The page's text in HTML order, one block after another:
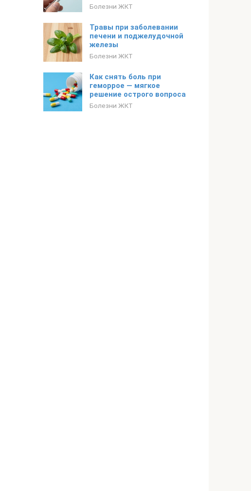
Болезни ЖКТ
Травы при заболевании
печени и поджелудочной
железы
Болезни ЖКТ
Как снять боль при
геморрое — мягкое
решение острого вопроса
Болезни ЖКТ